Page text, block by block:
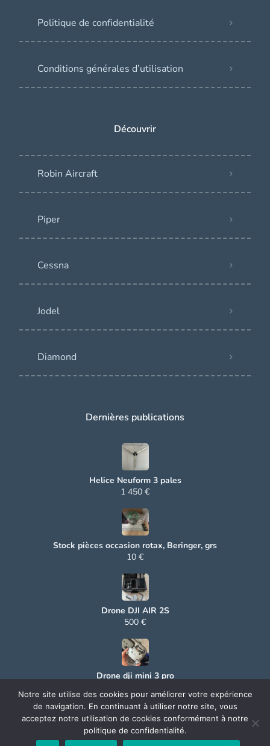
Politique de confidentialité
Conditions générales d’utilisation
Découvrir
Robin Aircraft
Piper
Cessna
Jodel
Diamond
Dernières publications
Helice Neuform 3 pales
1 450 €
Stock pièces occasion rotax, Beringer, grs
10 €
Drone DJI AIR 2S
500 €
Drone dji mini 3 pro
Notre site utilise des cookies pour améliorer votre expérience
de navigation. En continuant à utiliser notre site, vous
acceptez notre utilisation de cookies conformément à notre
politique de confidentialité.